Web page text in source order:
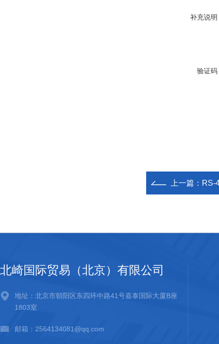
补充说明
验证码
上一篇： RS-
北崎国际贸易（北京）有限公司
地址：北京市朝阳区东四环中路41号嘉泰国际大厦B座
1803室
邮箱：2564134081@qq.com